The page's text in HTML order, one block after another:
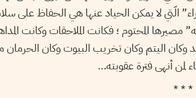
الّتي لا يمكن الحياد عنها هي الحفاظ على
مصيرها المحتوم ؛ فكانت الملاحقات وكانت
وكان اليتم وكان تخريب البيوت وكان
لمن أنهى فترة عقوبته…
* * *